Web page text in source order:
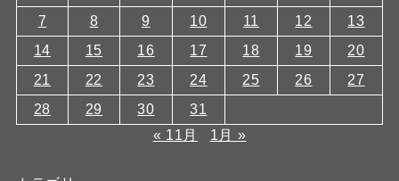
7
8 9 10 11 12
13
14
15 16 17 18 19
20
21
22 23 24 25 26
27
28
29 30
31
« 11月
1月 »